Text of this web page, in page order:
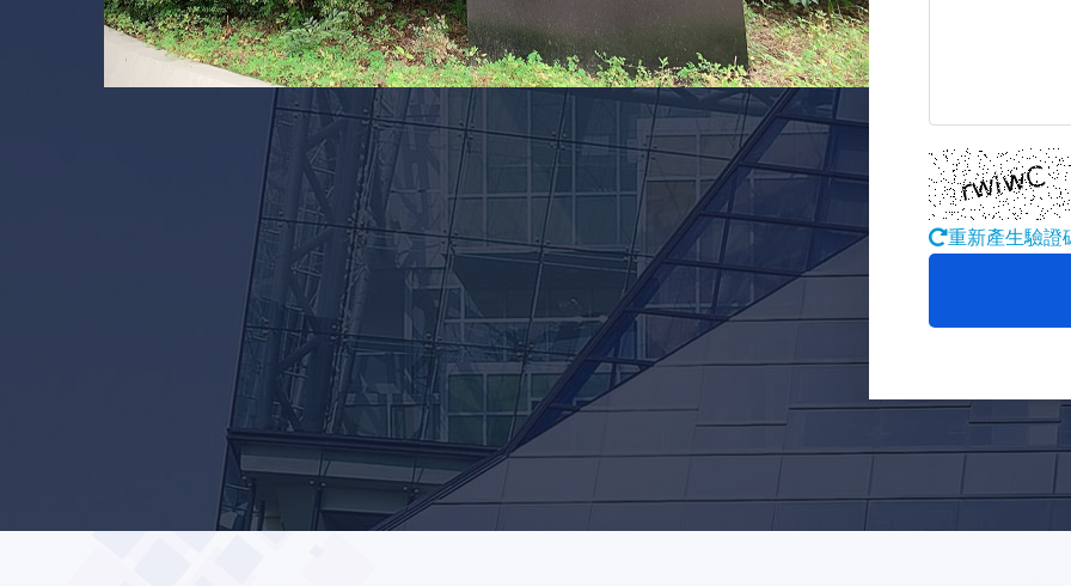
重新產生驗證